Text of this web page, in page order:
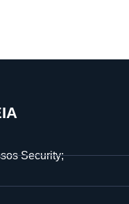
Security;